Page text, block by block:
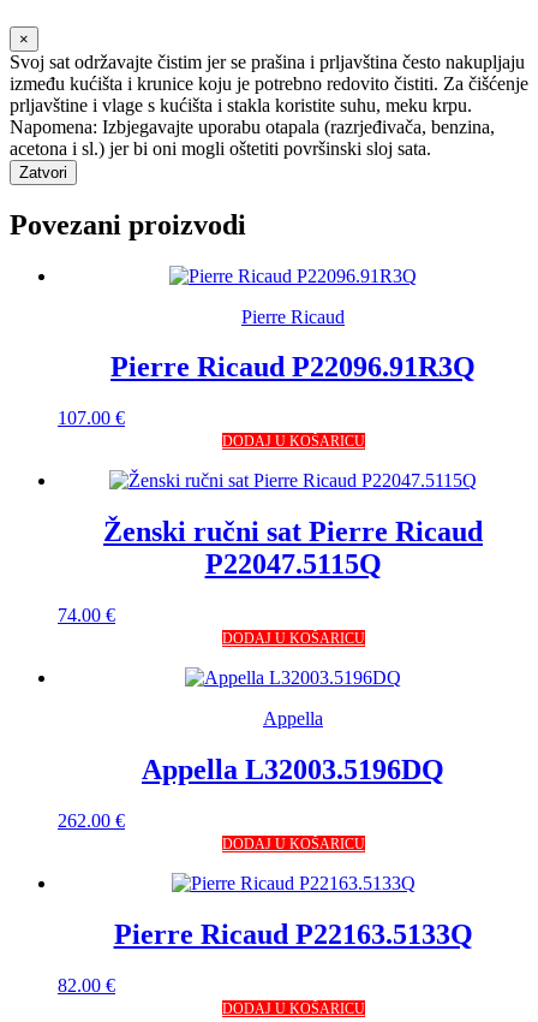
×
Svoj sat održavajte čistim jer se prašina i prljavština često nakupljaju
između kućišta i krunice koju je potrebno redovito čistiti. Za čišćenje
prljavštine i vlage s kućišta i stakla koristite suhu, meku krpu.
Napomena: Izbjegavajte uporabu otapala (razrjeđivača, benzina,
acetona i sl.) jer bi oni mogli oštetiti površinski sloj sata.
Zatvori
Povezani proizvodi
Pierre Ricaud
Pierre Ricaud P22096.91R3Q
107.00 €
DODAJ U KOŠARICU
Ženski ručni sat Pierre Ricaud
P22047.5115Q
74.00 €
DODAJ U KOŠARICU
Appella
Appella L32003.5196DQ
262.00 €
DODAJ U KOŠARICU
Pierre Ricaud P22163.5133Q
82.00 €
DODAJ U KOŠARICU